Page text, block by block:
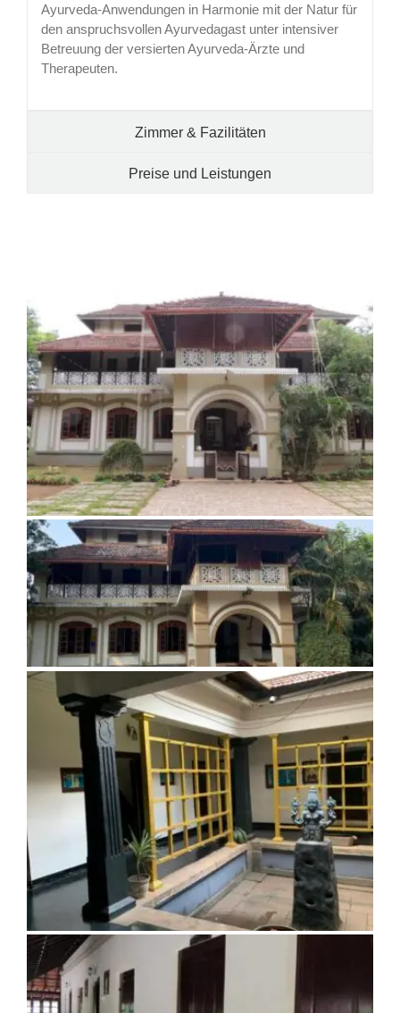
Ayurveda-Anwendungen in Harmonie mit der Natur für
den anspruchsvollen Ayurvedagast unter intensiver
Betreuung der versierten Ayurveda-Ärzte und
Therapeuten.
Zimmer & Fazilitäten
Preise und Leistungen